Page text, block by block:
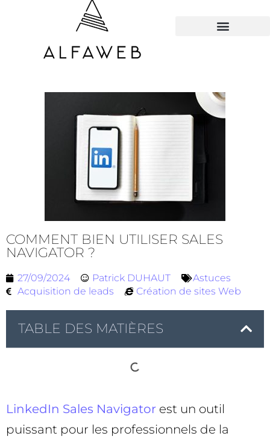
COMMENT BIEN UTILISER SALES
NAVIGATOR ?
27/09/2024 Patrick DUHAUT
Astuces
Acquisition de leads
Création de sites Web
TABLE DES MATIÈRES
LinkedIn Sales Navigator est un outil
puissant pour les professionnels de la